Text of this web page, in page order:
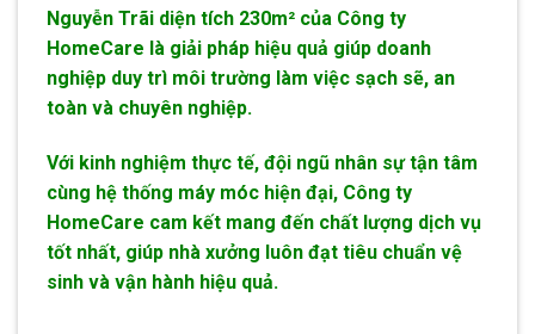
Nguyễn Trãi diện tích 230m² của Công ty
HomeCare là giải pháp hiệu quả giúp doanh
nghiệp duy trì môi trường làm việc sạch sẽ, an
toàn và chuyên nghiệp.
Với kinh nghiệm thực tế, đội ngũ nhân sự tận tâm
cùng hệ thống máy móc hiện đại, Công ty
HomeCare cam kết mang đến chất lượng dịch vụ
tốt nhất, giúp nhà xưởng luôn đạt tiêu chuẩn vệ
sinh và vận hành hiệu quả.